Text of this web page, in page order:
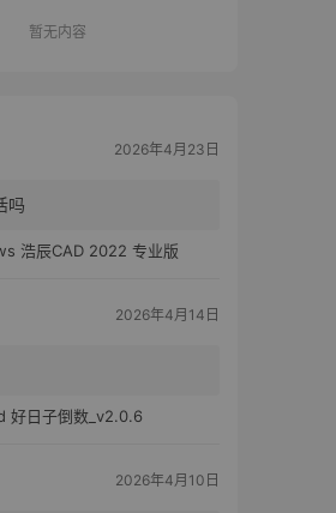
暂无内容
2026年4月23日
吗
浩辰CAD 2022 专业版
2026年4月14日
好日子倒数_v2.0.6
2026年4月10日